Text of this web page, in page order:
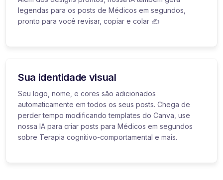
legendas para os posts de Médicos em segundos,
pronto para você revisar, copiar e colar ✍️
Sua identidade visual
Seu logo, nome, e cores são adicionados
automaticamente em todos os seus posts. Chega de
perder tempo modificando templates do Canva, use
nossa IA para criar posts para Médicos em segundos
sobre Terapia cognitivo-comportamental e mais.